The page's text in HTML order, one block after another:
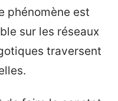
phénomène est
sur les réseaux
traversent